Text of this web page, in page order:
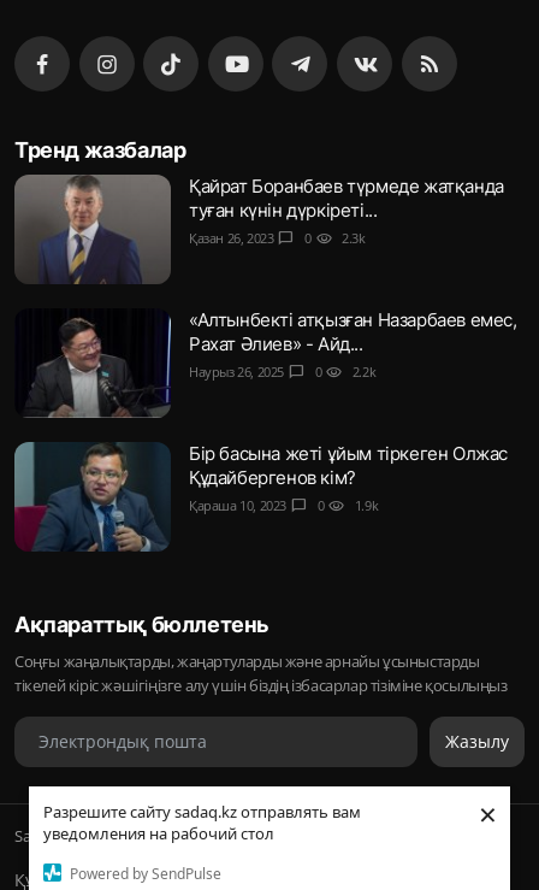
Разрешите сайту sadaq.kz отправлять вам
уведомления на рабочий стол
Powered by SendPulse
×
Тренд жазбалар
Қайрат Боранбаев түрмеде жатқанда
туған күнін дүркіреті...
Қазан 26, 2023 chat_bubble 0 visibility 2.3k
«Алтынбекті атқызған Назарбаев емес,
Рахат Әлиев» - Айд...
Наурыз 26, 2025 chat_bubble 0 visibility 2.2k
Бір басына жеті ұйым тіркеген Олжас
Құдайбергенов кім?
Қараша 10, 2023 chat_bubble 0 visibility 1.9k
Ақпараттық бюллетень
Соңғы жаңалықтарды, жаңартуларды және арнайы ұсыныстарды
тікелей кіріс жәшігіңізге алу үшін біздің ізбасарлар тізіміне қосылыңыз
Жазылу
Sadaq © 2026, Inc. | ᛢᚣᚦᚣᛟ | Барлық құқықтары қорғалған
Құпиялылық саясаты